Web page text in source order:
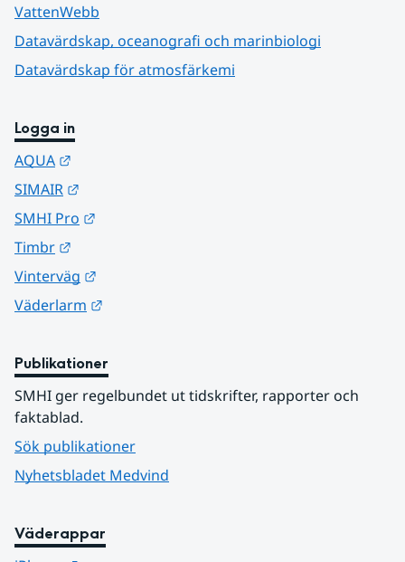
VattenWebb
Datavärdskap, oceanografi och marinbiologi
Datavärdskap för atmosfärkemi
Logga in
AQUA
SIMAIR
SMHI Pro
Timbr
Vinterväg
Väderlarm
Publikationer
SMHI ger regelbundet ut tidskrifter, rapporter och
faktablad.
Sök publikationer
Nyhetsbladet Medvind
Väderappar